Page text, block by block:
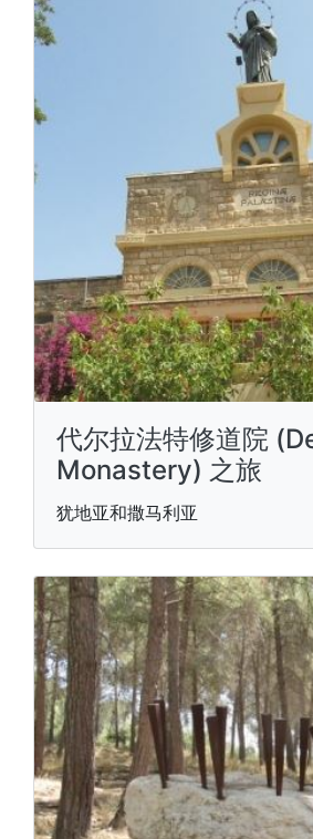
代尔拉法特修道院
Monastery) 之旅
犹地亚和撒马利亚